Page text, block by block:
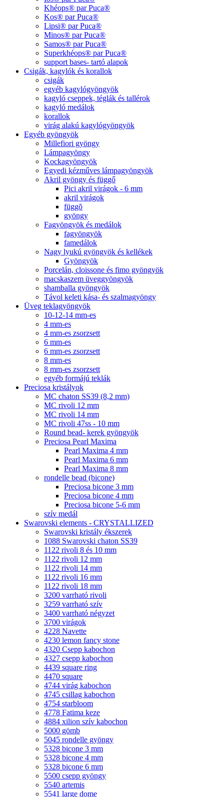
Khéops® par Puca®
Kos® par Puca®
Lipsi® par Puca®
Minos® par Puca®
Samos® par Puca®
Superkhéops® par Puca®
support bases- tartó alapok
Csigák, kagylók és korallok
csigák
egyéb kagylógyöngyök
kagyló cseppek, téglák és tallérok
kagyló medálok
korallok
virág alakú kagylógyöngyök
Egyéb gyöngyök
Millefiori gyöngy
Lámpagyöngy
Kockagyöngyök
Egyedi kézműves lámpagyöngyök
Akril gyöngy és függő
Pici akril virágok - 6 mm
akril virágok
függõ
gyöngy
Fagyöngyök és medálok
fagyöngyök
famedálok
Nagy lyukú gyöngyök és kellékek
Gyöngyök
Porcelán, cloissone és fimo gyöngyök
macskaszem üveggyöngyök
shamballa gyöngyök
Távol keleti kása- és szalmagyöngy
Üveg teklagyöngyök
10-12-14 mm-es
4 mm-es
4 mm-es zsorzsett
6 mm-es
6 mm-es zsorzsett
8 mm-es
8 mm-es zsorzsett
egyéb formájú teklák
Preciosa kristályok
MC chaton SS39 (8,2 mm)
MC rivoli 12 mm
MC rivoli 14 mm
MC rivoli 47ss - 10 mm
Round bead- kerek gyöngyök
Preciosa Pearl Maxima
Pearl Maxima 4 mm
Pearl Maxima 6 mm
Pearl Maxima 8 mm
rondelle bead (bicone)
Preciosa bicone 3 mm
Preciosa bicone 4 mm
Preciosa bicone 5-6 mm
szív medál
Swarovski elements - CRYSTALLIZED
Swarovski kristály ékszerek
1088 Swarovski chaton SS39
1122 rivoli 8 és 10 mm
1122 rivoli 12 mm
1122 rivoli 14 mm
1122 rivoli 16 mm
1122 rivoli 18 mm
3200 varrható rivoli
3259 varrható szív
3400 varrható négyzet
3700 virágok
4228 Navette
4230 lemon fancy stone
4320 Csepp kabochon
4327 csepp kabochon
4439 square ring
4470 square
4744 virág kabochon
4745 csillag kabochon
4754 starbloom
4778 Fatima keze
4884 xilion szív kabochon
5000 gömb
5045 rondelle gyöngy
5328 bicone 3 mm
5328 bicone 4 mm
5328 bicone 6 mm
5500 csepp gyöngy
5540 artemis
5541 large dome